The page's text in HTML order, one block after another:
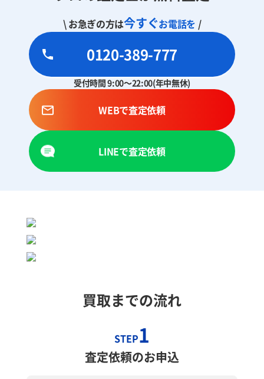
\ お急ぎの方は今すぐお電話を /
0120-389-777
受付時間 9:00～22:00(年中無休)
WEBで査定依頼
LINEで査定依頼
買取までの流れ
STEP1
査定依頼のお申込